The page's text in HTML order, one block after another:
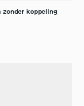
zonder koppeling